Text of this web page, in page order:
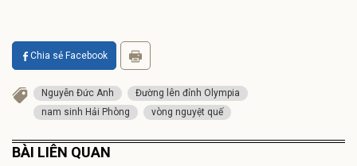
Chia sẻ Facebook
Nguyễn Đức Anh
Đường lên đỉnh Olympia
nam sinh Hải Phòng
vòng nguyệt quế
BÀI LIÊN QUAN